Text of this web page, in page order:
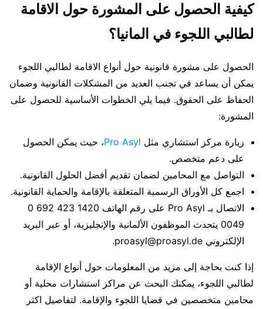
كيفية الحصول على المشورة حول الاقامة
لطالبي اللجوء في المانيا؟
الحصول على مشورة قانونية حول أنواع الاقامة لطالبي اللجوء
يمكن أن يساعد في تجنب العديد من المشكلات القانونية وضمان
الحفاظ على الحقوق. فيما يلي الخطوات الأساسية للحصول على
المشورة:
زيارة مركز استشاري مثل Pro Asyl، حيث يمكن الحصول
على دعم متخصص.
التواصل مع المحامين لضمان تقديم أفضل الحلول القانونية.
اجمع كل الأوراق الرسمية المتعلقة بالإقامة والحماية القانونية.
الاتصال بـ Pro Asyl على رقم الهاتف 1420 423 692 0
0049 يتحدث الموظفون الألمانية والإنجليزية، أو عبر البريد
الإلكتروني proasyl@proasyl.de.
إذا كنت بحاجة إلى مزيد من المعلومات حول أنواع الإقامة
لطالبي اللجوء، يمكنك البحث عن مراكز استشارات محلية أو
محامين متخصصين في قضايا اللجوء والإقامة. لتفاصيل اكثر